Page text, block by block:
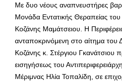
Με δυο νέους αναπνευστήρες
Μονάδα Εντατικής Θεραπείας
Κοζάνης Μαμάτσειου. Η
ανταποκρινόμενη στο αίτημα του
Κοζάνης κ. Στέργιου Γκανάτσιου
εισηγήσεως του
Μέριμνας Ηλία Τοπαλίδη, σε